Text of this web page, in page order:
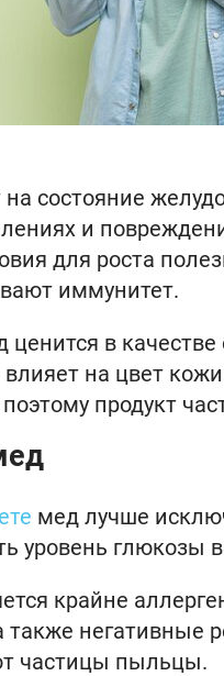
состояние
и
для роста
иммунитет.
ценится в
на цвет
продукт
мед лучше
уровень глюкозы
крайне
также негативные
частицы пыльцы.